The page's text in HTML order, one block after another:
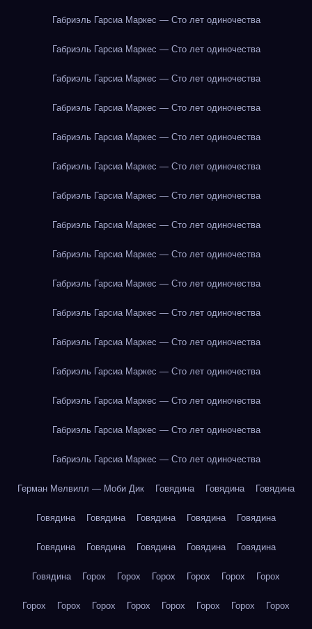
Габриэль Гарсиа Маркес — Сто лет одиночества
Габриэль Гарсиа Маркес — Сто лет одиночества
Габриэль Гарсиа Маркес — Сто лет одиночества
Габриэль Гарсиа Маркес — Сто лет одиночества
Габриэль Гарсиа Маркес — Сто лет одиночества
Габриэль Гарсиа Маркес — Сто лет одиночества
Габриэль Гарсиа Маркес — Сто лет одиночества
Габриэль Гарсиа Маркес — Сто лет одиночества
Габриэль Гарсиа Маркес — Сто лет одиночества
Габриэль Гарсиа Маркес — Сто лет одиночества
Габриэль Гарсиа Маркес — Сто лет одиночества
Габриэль Гарсиа Маркес — Сто лет одиночества
Габриэль Гарсиа Маркес — Сто лет одиночества
Габриэль Гарсиа Маркес — Сто лет одиночества
Габриэль Гарсиа Маркес — Сто лет одиночества
Габриэль Гарсиа Маркес — Сто лет одиночества
Герман Мелвилл — Моби Дик Говядина Говядина Говядина
Говядина Говядина Говядина Говядина Говядина
Говядина Говядина Говядина Говядина Говядина
Говядина Горох Горох Горох Горох Горох Горох
Горох Горох Горох Горох Горох Горох Горох Горох